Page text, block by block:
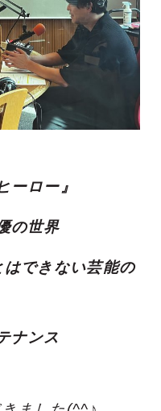
ーロー』
の世界
できない芸能の
ナンス